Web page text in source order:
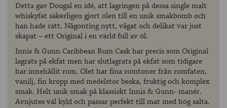
Detta gav Dougal en idé, att lagringen på dessa single malt
whiskyfat säkerligen gjort ölen till en unik smakbomb och
han hade rätt. Någonting nytt, vågat och delikat var just
skapat – ett Original i en värld full av öl.
Innis & Gunn Caribbean Rum Cask har precis som Original
lagrats på ekfat men har slutlagrats på ekfat som tidigare
har innehållit rom. Ölet har fina romtoner från romfaten,
vanilj, fin kropp med medelstor beska, fruktig och komplex
smak. Helt unik smak på klassiskt Innis & Gunn- manér.
Avnjutes väl kyld och passar perfekt till mat med hög sälta.